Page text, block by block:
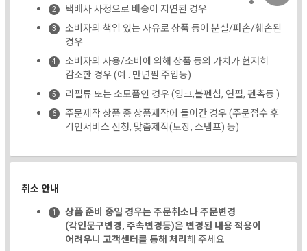
택배사 사정으로 배송이 지연된 경우
소비자의 책임 있는 사유로 상품 등이 분실/파손/훼손된
경우
소비자의 사용/소비에 의해 상품 등의 가치가 현저히
감소한 경우 (예 : 만년필 주입등)
리필류 또는 소모품인 경우 (잉크,볼펜심, 연필, 펜촉등 )
주문제작 상품 중 상품제작에 들어간 경우 (주문접수 후
각인서비스 신청, 맞춤제작(도장, 스탬프) 등)
취소 안내
상품 준비 중일 경우는 주문취소나 주문변경
(각인문구변경, 주속변경등)은 변경된 내용 적용이
어려우니 고객센터를 통해 처리해 주세요